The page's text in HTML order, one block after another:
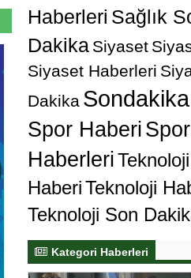
Haberleri Sağlık
Dakika Siyaset
Siyaset Haberleri
Dakika Sondakika
Spor Haberi Spor
HaberleriTeknoloji
HaberiTeknoloji
Teknoloji Son
Kategori Haberleri